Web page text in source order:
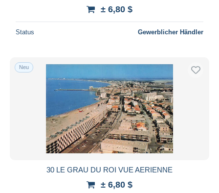
± 6,80 $
Status Gewerblicher Händler
Neu
30 LE GRAU DU ROI VUE AERIENNE
± 6,80 $